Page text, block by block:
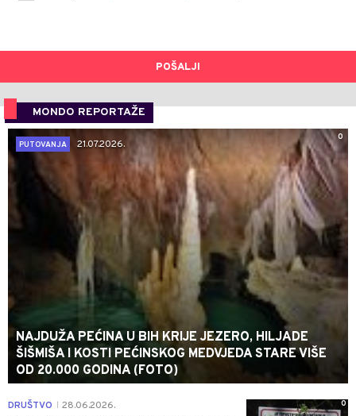
POŠALJI
MONDO REPORTAŽE
0
PUTOVANJA
21.07.2026.
NAJDUŽA PEĆINA U BIH KRIJE JEZERO, HILJADE
ŠIŠMIŠA I KOSTI PEĆINSKOG MEDVJEDA STARE VIŠE
OD 20.000 GODINA (FOTO)
0
DRUŠTVO 28.06.2026.